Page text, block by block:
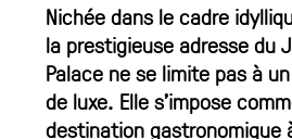
Nichée dans le cadre
la prestigieuse adresse du
Palace ne se limite pas à
de luxe. Elle s’impose
destination gastronomique